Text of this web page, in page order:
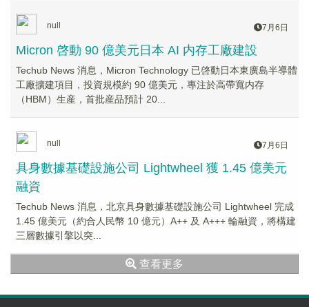
null 7月6日
Micron 啓動 90 億美元日本 AI 内存工廠建設
Techub News 消息，Micron Technology 已啓動日本東廣島半導體
工廠擴建項目，投資規模約 90 億美元，專注於高帶寬内存
（HBM）生産，首批産品預計 20...
null 7月6日
具身數據基礎設施公司 Lightwheel 獲 1.45 億美元
融資
Techub News 消息，北京具身數據基礎設施公司 Lightwheel 完成
1.45 億美元（約合人民幣 10 億元）A++ 及 A+++ 輪融資，將構建
三層數據引擎以突...
查看更多